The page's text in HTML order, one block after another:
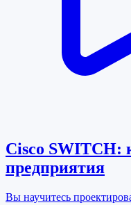
Cisco SWITCH:
предприятия
Вы научитесь